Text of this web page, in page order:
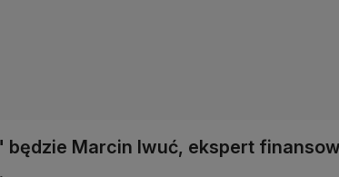
będzie Marcin Iwuć, ekspert
.